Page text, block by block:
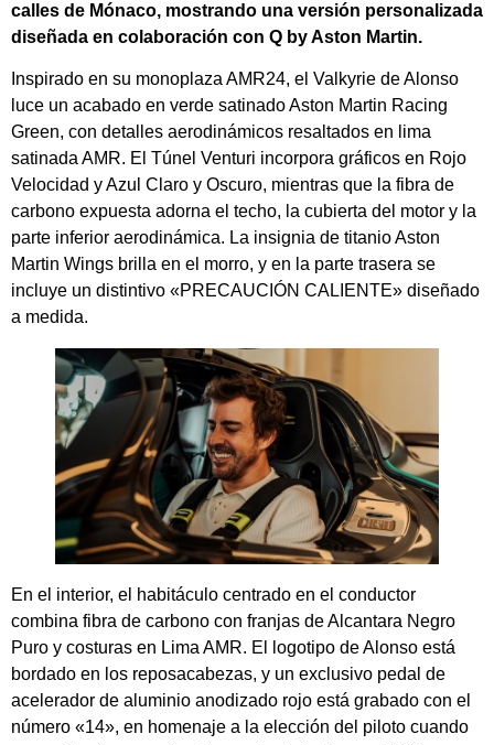
calles de Mónaco, mostrando una versión personalizada
diseñada en colaboración con Q by Aston Martin.
Inspirado en su monoplaza AMR24, el Valkyrie de Alonso
luce un acabado en verde satinado Aston Martin Racing
Green, con detalles aerodinámicos resaltados en lima
satinada AMR. El Túnel Venturi incorpora gráficos en Rojo
Velocidad y Azul Claro y Oscuro, mientras que la fibra de
carbono expuesta adorna el techo, la cubierta del motor y la
parte inferior aerodinámica. La insignia de titanio Aston
Martin Wings brilla en el morro, y en la parte trasera se
incluye un distintivo «PRECAUCIÓN CALIENTE» diseñado
a medida.
En el interior, el habitáculo centrado en el conductor
combina fibra de carbono con franjas de Alcantara Negro
Puro y costuras en Lima AMR. El logotipo de Alonso está
bordado en los reposacabezas, y un exclusivo pedal de
acelerador de aluminio anodizado rojo está grabado con el
número «14», en homenaje a la elección del piloto cuando